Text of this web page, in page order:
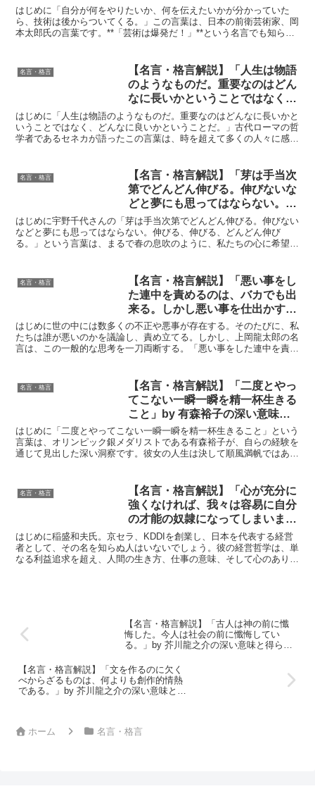
てくる。」by 岡本太郎の深い意
味と得られる教訓
はじめに「自分が何をやりたいか、何を伝えたいかが分かっていた
ら、技術は後からついてくる。」この言葉は、日本の前衛芸術家、岡
本太郎氏の言葉です。**「芸術は爆発だ！」**という名言でも知られ
名言・格言
【名言・格言解説】「人生は物語
のようなものだ。重要なのはどん
なに長いかということではなく、
どんなに良いかということだ。」
by セネカの深い意味と得られる
教訓
はじめに「人生は物語のようなものだ。重要なのはどんなに長いかと
いうことではなく、どんなに良いかということだ。」古代ローマの哲
学者であるセネカが語ったこの言葉は、時を超えて多くの人々に感銘
名言・格言
【名言・格言解説】「芽は手当次
第でどんどん伸びる。伸びないな
どと夢にも思ってはならない。伸
びる、伸びる、どんどん伸び
る。」by 宇野千代の深い意味と
得られる教訓
はじめに宇野千代さんの「芽は手当次第でどんどん伸びる。伸びない
などと夢にも思ってはならない。伸びる、伸びる、どんどん伸び
る。」という言葉は、まるで春の息吹のように、私たちの心に希望と
名言・格言
【名言・格言解説】「悪い事をし
た連中を責めるのは、バカでも出
来る。しかし悪い事を仕出かす仕
組みを解析するのは、バカではま
ず出来ない。」by 上岡龍太郎の
深い意味と得られる教訓
はじめに世の中には数多くの不正や悪事が存在する。そのたびに、私
たちは誰が悪いのかを議論し、責め立てる。しかし、上岡龍太郎の名
言は、この一般的な思考を一刀両断する。「悪い事をした連中を責め
名言・格言
【名言・格言解説】「二度とやっ
てこない一瞬一瞬を精一杯生きる
こと」by 有森裕子の深い意味と
得られる教訓
はじめに「二度とやってこない一瞬一瞬を精一杯生きること」という
言葉は、オリンピック銀メダリストである有森裕子が、自らの経験を
通じて見出した深い洞察です。彼女の人生は決して順風満帆ではあり
名言・格言
【名言・格言解説】「心が充分に
強くなければ、我々は容易に自分
の才能の奴隷になってしまいま
す。」by 稲盛和夫の深い意味と
得られる教訓
はじめに稲盛和夫氏。京セラ、KDDIを創業し、日本を代表する経営
者として、その名を知らぬ人はいないでしょう。彼の経営哲学は、単
なる利益追求を超え、人間の生き方、仕事の意味、そして心のあり方
【名言・格言解説】「古人は神の前に懺
悔した。今人は社会の前に懺悔してい
る。」by 芥川龍之介の深い意味と得られ
【名言・格言解説】「文を作るのに欠く
べからざるものは、何よりも創作的情熱
である。」by 芥川龍之介の深い意味と得
ホーム 名言・格言